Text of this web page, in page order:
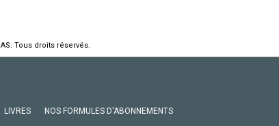
Tous droits réservés.
LIVRES NOS FORMULES D'ABONNEMENTS